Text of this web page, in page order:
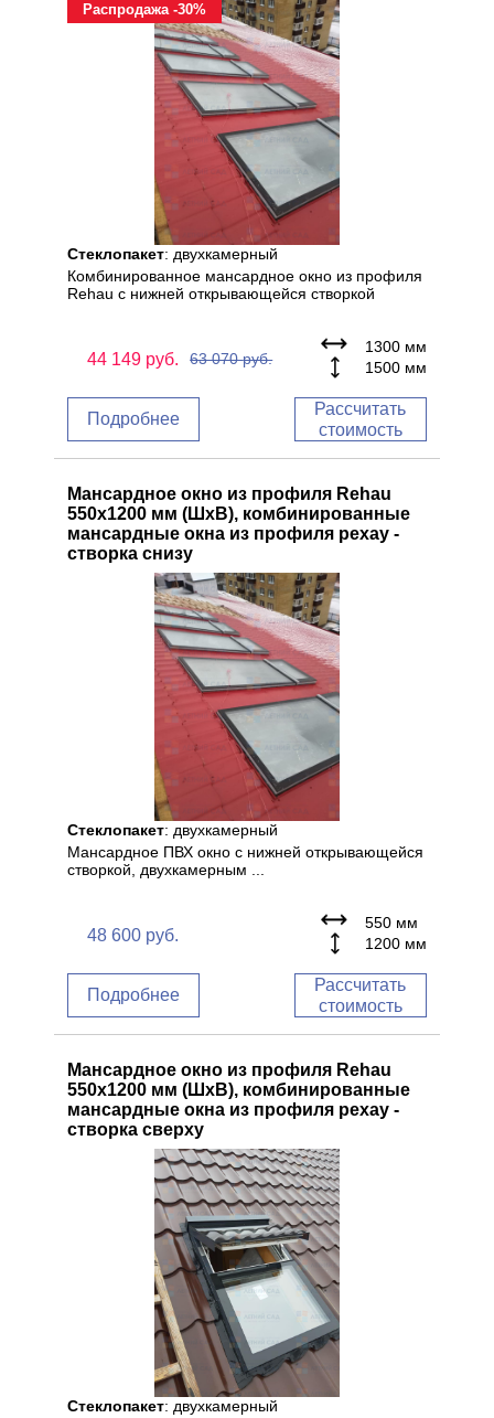
Распродажа -30%
Стеклопакет: двухкамерный
Комбинированное мансардное окно из профиля
Rehau с нижней открывающейся створкой
1300 мм
1500 мм
63 070руб.
44 149 руб.
Подробнее
Рассчитать
стоимость
Мансардное окно из профиля Rehau
550x1200 мм (ШхВ), комбинированные
мансардные окна из профиля рехау -
створка снизу
Стеклопакет: двухкамерный
Мансардное ПВХ окно с нижней открывающейся
створкой, двухкамерным ...
550 мм
1200 мм
48 600 руб.
Подробнее
Рассчитать
стоимость
Мансардное окно из профиля Rehau
550x1200 мм (ШхВ), комбинированные
мансардные окна из профиля рехау -
створка сверху
Стеклопакет: двухкамерный